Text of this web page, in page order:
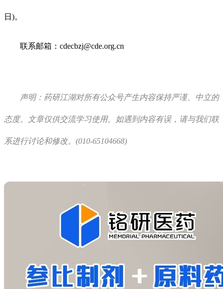
日)。
联系邮箱：cdecbzj@cde.org.cn
声明：药研江湖对所有公众号产生内容保持严谨、中立的
态度。文章仅供交流学习使用。如遇到内容有误，请与我们联
系进行讨论和修改。(010-65104668)